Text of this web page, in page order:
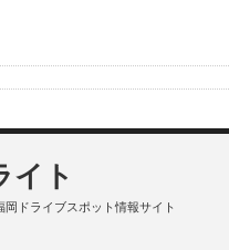
イト
ドライブスポット情報サイト